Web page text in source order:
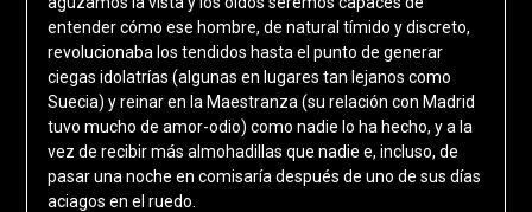
entender cómo ese hombre, de natural tímido y discreto,
revolucionaba los tendidos hasta el punto de generar
ciegas idolatrías (algunas en lugares tan lejanos como
Suecia) y reinar en la Maestranza (su relación con Madrid
tuvo mucho de amor-odio) como nadie lo ha hecho, y a la
vez de recibir más almohadillas que nadie e, incluso, de
pasar una noche en comisaría después de uno de sus días
aciagos en el ruedo.